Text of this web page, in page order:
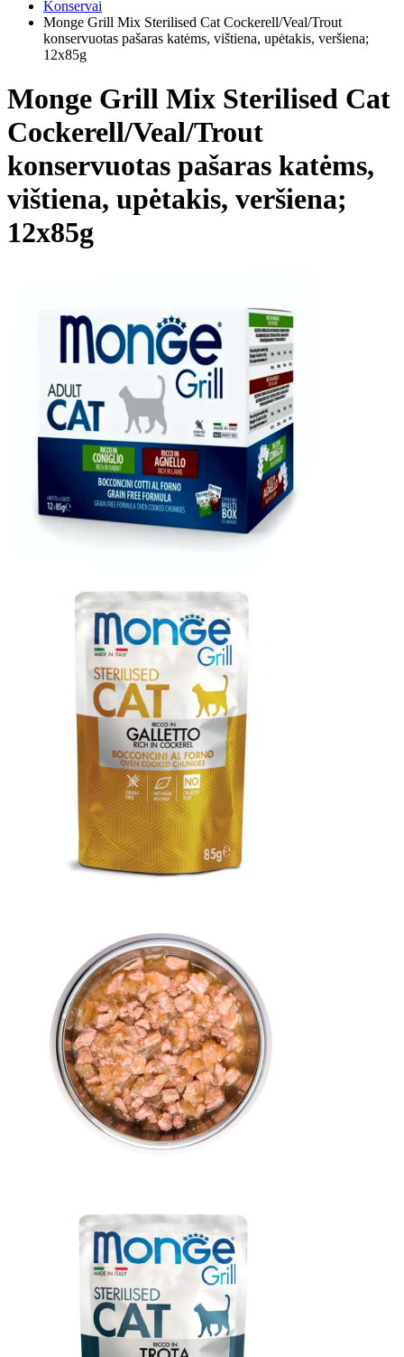
Konservai
Monge Grill Mix Sterilised Cat Cockerell/Veal/Trout
konservuotas pašaras katėms, vištiena, upėtakis, veršiena;
12x85g
Monge Grill Mix Sterilised Cat
Cockerell/Veal/Trout
konservuotas pašaras katėms,
vištiena, upėtakis, veršiena;
12x85g